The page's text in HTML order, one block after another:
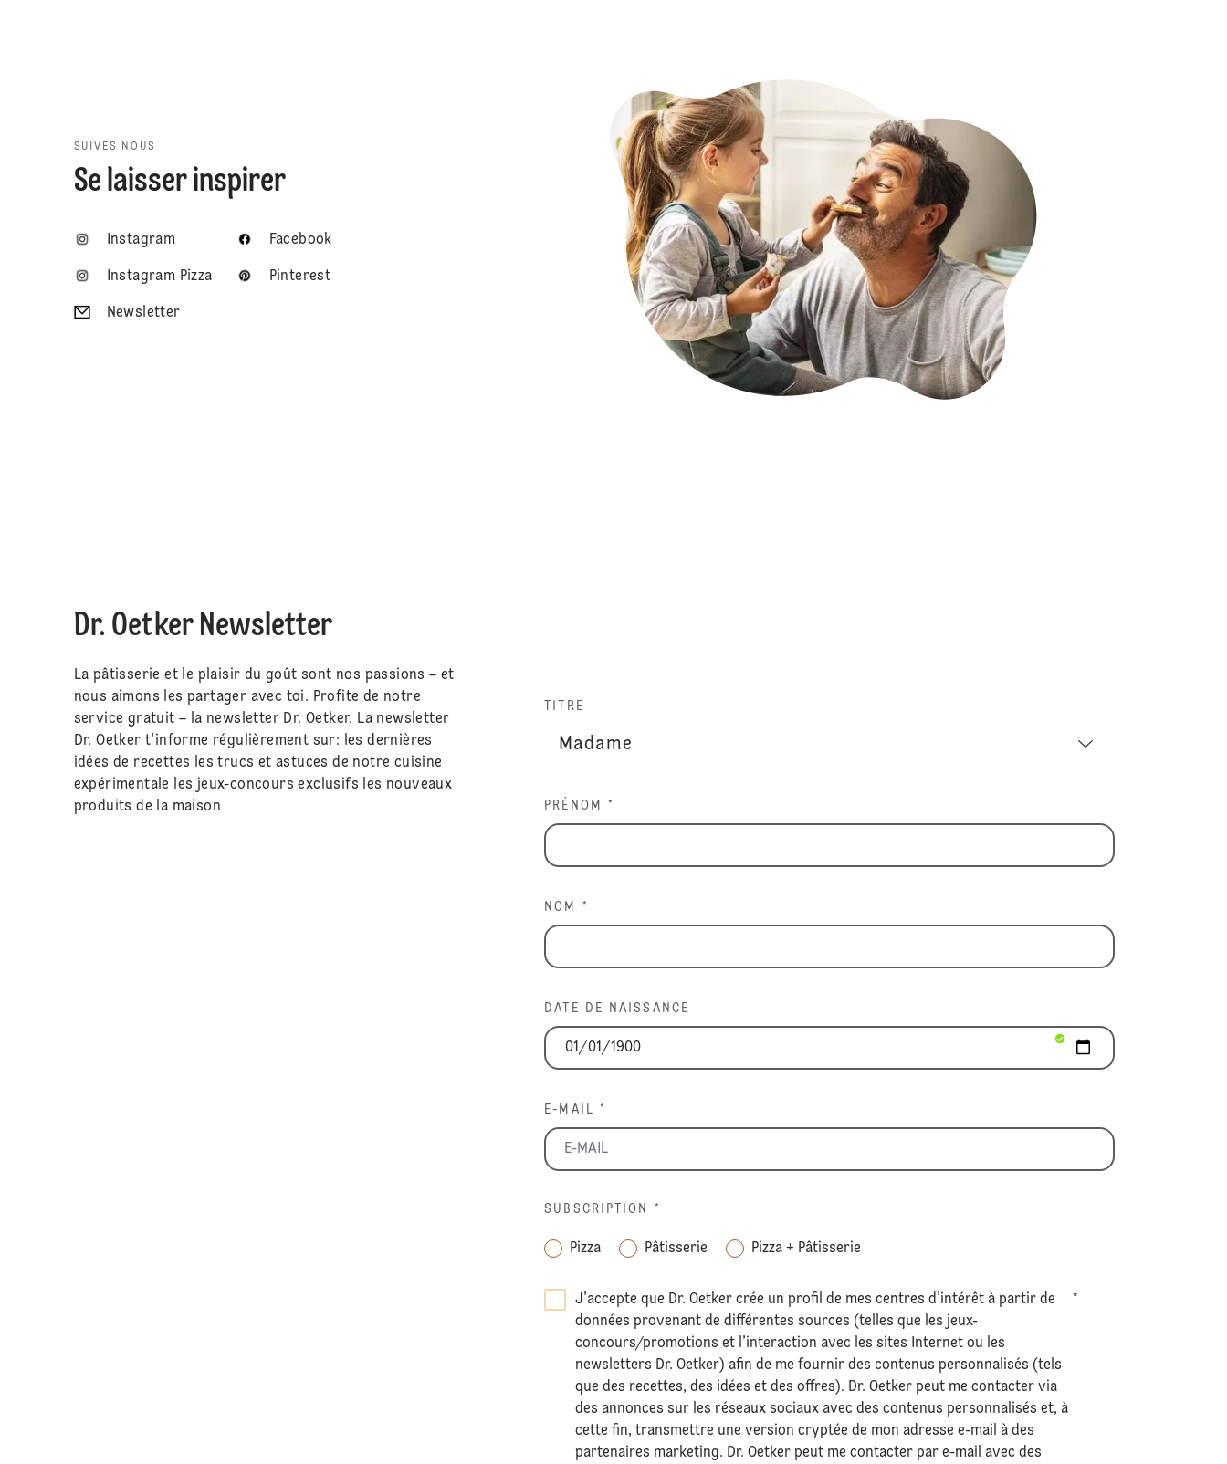
SUIVES NOUS
Se laisser inspirer
Instagram Facebook
Instagram Pizza Pinterest
Newsletter
Dr. Oetker Newsletter
La pâtisserie et le plaisir du goût sont nos passions – et
nous aimons les partager avec toi. Profite de notre
service gratuit – la newsletter Dr. Oetker. La newsletter
Dr. Oetker t'informe régulièrement sur: les dernières
idées de recettes les trucs et astuces de notre cuisine
expérimentale les jeux-concours exclusifs les nouveaux
produits de la maison
TITRE
PRÉNOM *
NOM *
DATE DE NAISSANCE
E-MAIL *
SUBSCRIPTION *
Pizza Pâtisserie Pizza + Pâtisserie
J’accepte que Dr. Oetker crée un profil de mes centres d’intérêt à partir de
données provenant de différentes sources (telles que les jeux-
concours/promotions et l’interaction avec les sites Internet ou les
newsletters Dr. Oetker) afin de me fournir des contenus personnalisés (tels
que des recettes, des idées et des offres). Dr. Oetker peut me contacter via
des annonces sur les réseaux sociaux avec des contenus personnalisés et, à
cette fin, transmettre une version cryptée de mon adresse e-mail à des
partenaires marketing. Dr. Oetker peut me contacter par e-mail avec des
*